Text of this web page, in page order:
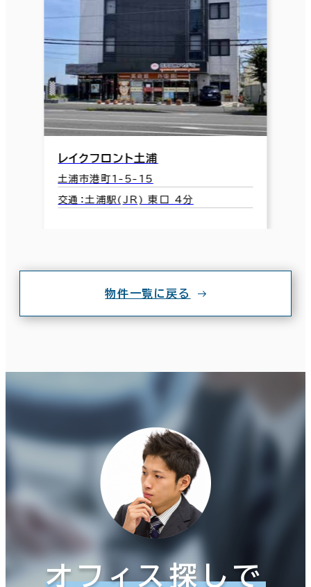
レイクフロント土浦
土浦市港町1-5-15
交通：土浦駅(JR) 東口 4分
物件一覧に戻る
オフィス探しで